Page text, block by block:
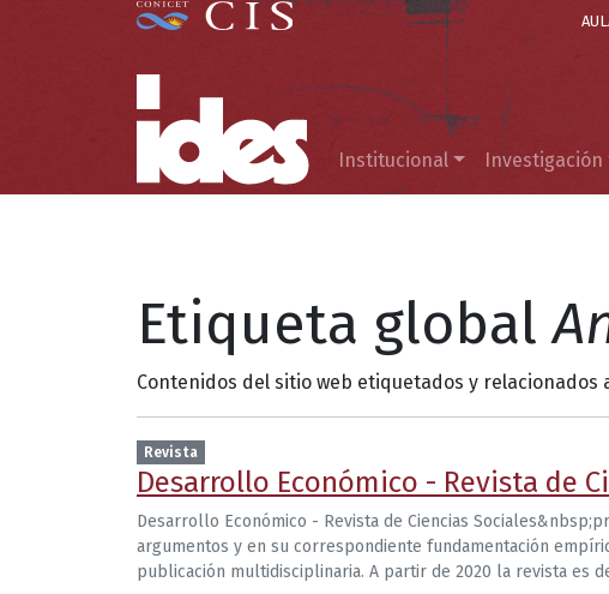
Menú principal
Institucional Investigación
Etiqueta global
Contenidos del sitio web etiquetados y relacionados
Revista
Desarrollo Económico - Revista de
Desarrollo Económico - Revista de Ciencias
argumentos y en su correspondiente fundamentación
publicación multidisciplinaria. A partir de 2020 la revista es